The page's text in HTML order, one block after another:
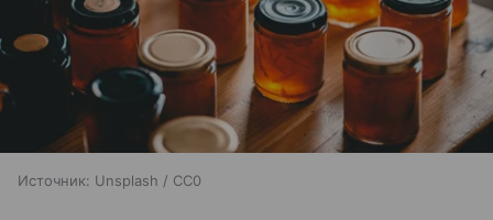
Источник: Unsplash / CC0